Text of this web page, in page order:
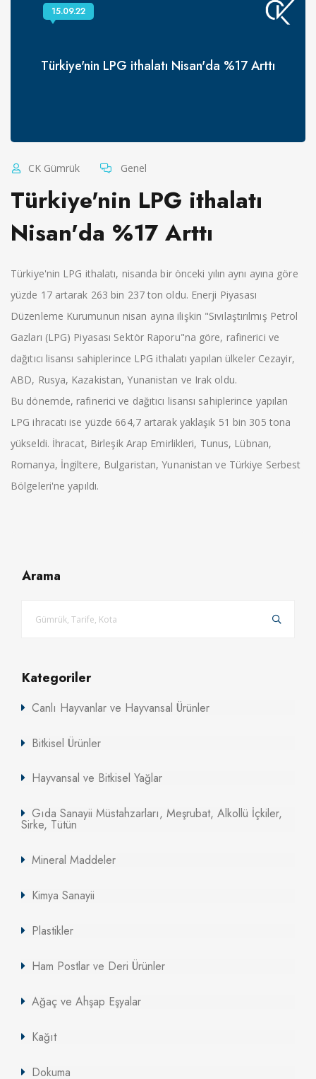
Türkiye'nin LPG ithalatı Nisan'da %17 Arttı
15.09.22
CK Gümrük Genel
Türkiye'nin LPG ithalatı
Nisan'da %17 Arttı
Türkiye'nin LPG ithalatı, nisanda bir önceki yılın aynı ayına göre
yüzde 17 artarak 263 bin 237 ton oldu. Enerji Piyasası
Düzenleme Kurumunun nisan ayına ilişkin "Sıvılaştırılmış Petrol
Gazları (LPG) Piyasası Sektör Raporu"na göre, rafinerici ve
dağıtıcı lisansı sahiplerince LPG ithalatı yapılan ülkeler Cezayir,
ABD, Rusya, Kazakistan, Yunanistan ve Irak oldu.
Bu dönemde, rafinerici ve dağıtıcı lisansı sahiplerince yapılan
LPG ihracatı ise yüzde 664,7 artarak yaklaşık 51 bin 305 tona
yükseldi. İhracat, Birleşik Arap Emirlikleri, Tunus, Lübnan,
Romanya, İngiltere, Bulgaristan, Yunanistan ve Türkiye Serbest
Bölgeleri'ne yapıldı.
Arama
Kategoriler
Canlı Hayvanlar ve Hayvansal Ürünler
Bitkisel Ürünler
Hayvansal ve Bitkisel Yağlar
Gıda Sanayii Müstahzarları, Meşrubat, Alkollü İçkiler,
Sirke, Tütün
Mineral Maddeler
Kimya Sanayii
Plastikler
Ham Postlar ve Deri Ürünler
Ağaç ve Ahşap Eşyalar
Kağıt
Dokuma